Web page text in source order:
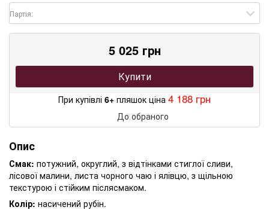
Партія:
5 025 грн
Купити
При купівлі 6+ пляшок ціна 4 188 грн
До обраного
Опис
Смак: потужний, округлий, з відтінками стиглої сливи,
лісової малини, листа чорного чаю і ялівцю, з щільною
текстурою і стійким післясмаком.
Колір: насичений рубін.